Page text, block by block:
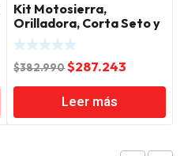
Kit Motosierra,
Orilladora, Corta Seto y
Sopladora Total
$382.990El
precio
original
era:
$287.243
precio
es:
Leer más